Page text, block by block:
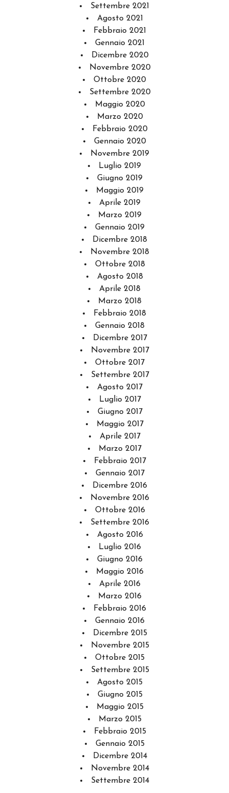
Settembre 2021
Agosto 2021
Febbraio 2021
Gennaio 2021
Dicembre 2020
Novembre 2020
Ottobre 2020
Settembre 2020
Maggio 2020
Marzo 2020
Febbraio 2020
Gennaio 2020
Novembre 2019
Luglio 2019
Giugno 2019
Maggio 2019
Aprile 2019
Marzo 2019
Gennaio 2019
Dicembre 2018
Novembre 2018
Ottobre 2018
Agosto 2018
Aprile 2018
Marzo 2018
Febbraio 2018
Gennaio 2018
Dicembre 2017
Novembre 2017
Ottobre 2017
Settembre 2017
Agosto 2017
Luglio 2017
Giugno 2017
Maggio 2017
Aprile 2017
Marzo 2017
Febbraio 2017
Gennaio 2017
Dicembre 2016
Novembre 2016
Ottobre 2016
Settembre 2016
Agosto 2016
Luglio 2016
Giugno 2016
Maggio 2016
Aprile 2016
Marzo 2016
Febbraio 2016
Gennaio 2016
Dicembre 2015
Novembre 2015
Ottobre 2015
Settembre 2015
Agosto 2015
Giugno 2015
Maggio 2015
Marzo 2015
Febbraio 2015
Gennaio 2015
Dicembre 2014
Novembre 2014
Settembre 2014